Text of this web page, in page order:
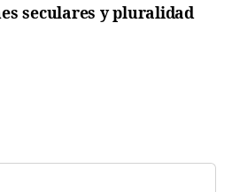
seculares y pluralidad